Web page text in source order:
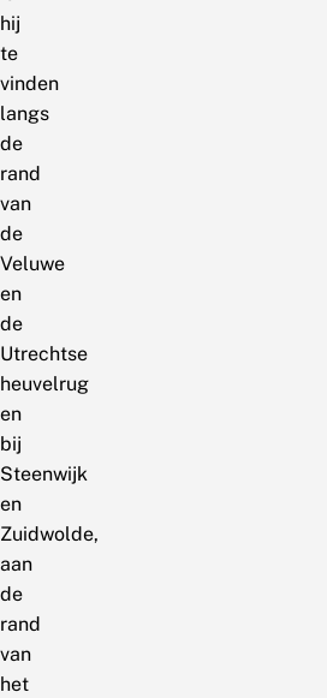
hij
te
vinden
langs
de
rand
van
de
Veluwe
en
de
Utrechtse
heuvelrug
en
bij
Steenwijk
en
Zuidwolde,
aan
de
rand
van
het